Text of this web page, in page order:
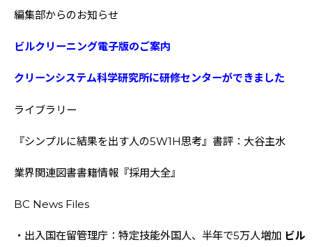
編集部からのお知らせ
ビルクリーニング電子版のご案内
クリーンシステム科学研究所に研修センターができました
ライブラリー
『シンプルに結果を出す人の5W1H思考』書評：大谷主水
業界関連図書書籍情報『採用大全』
BC News Files
・出入国在留管理庁：特定技能外国人、半年で5万人増加 ビル